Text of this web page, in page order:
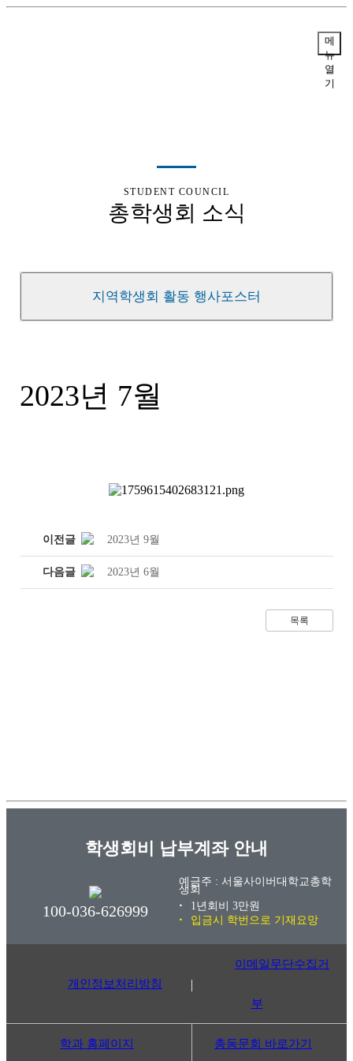
메
뉴
열
기
STUDENT COUNCIL
총학생회 소식
지역학생회 활동 행사포스터
2023년 7월
이전글 2023년 9월
다음글 2023년 6월
목록
학생회비 납부계좌 안내
100-036-626999
예금주 : 서울사이버대학교총학
생회
1년회비 3만원
입금시 학번으로 기재요망
개인정보처리방침
이메일무단수집거
부
학과 홈페이지 총동문회 바로가기